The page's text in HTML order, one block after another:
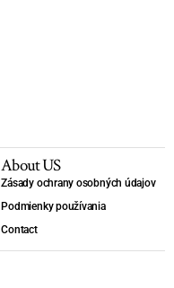
About US
Zásady ochrany osobných údajov
Podmienky používania
Contact